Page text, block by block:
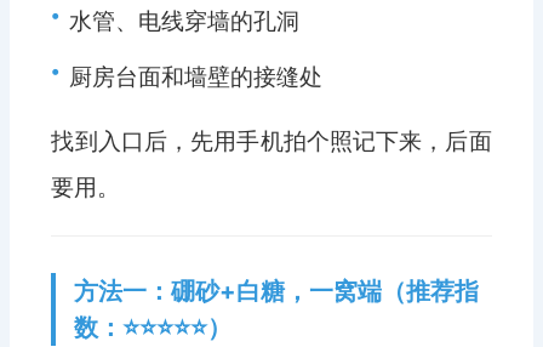
• 水管、电线穿墙的孔洞
• 厨房台面和墙壁的接缝处
找到入口后，先用手机拍个照记下来，后面
要用。
方法一：硼砂+白糖，一窝端（推荐指
数：⭐⭐⭐⭐⭐）